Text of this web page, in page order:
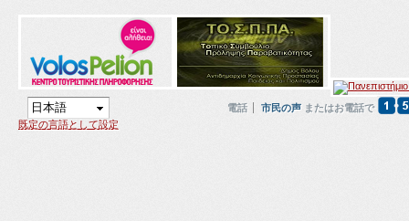
既定の言語として設定
電話 市民の声 またはお電話で